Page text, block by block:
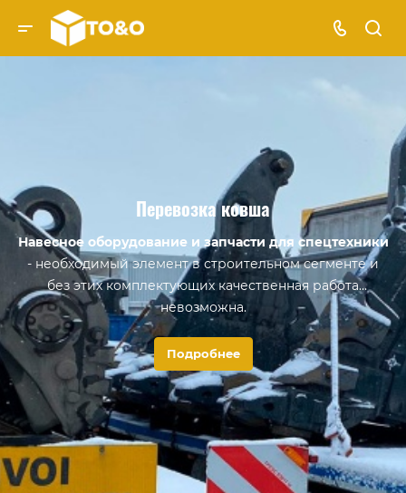
Перевозка ковша
Навесное оборудование и запчасти для спецтехники
- необходимый элемент в строительном сегменте и
без этих комплектующих качественная работа
невозможна.
Подробнее